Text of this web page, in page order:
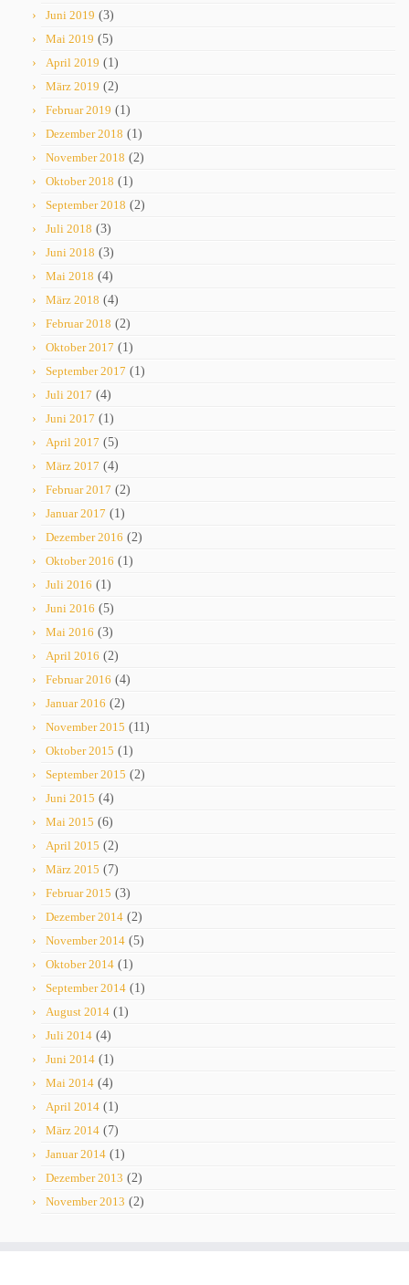
Juni 2019 (3)
Mai 2019 (5)
April 2019 (1)
März 2019 (2)
Februar 2019 (1)
Dezember 2018 (1)
November 2018 (2)
Oktober 2018 (1)
September 2018 (2)
Juli 2018 (3)
Juni 2018 (3)
Mai 2018 (4)
März 2018 (4)
Februar 2018 (2)
Oktober 2017 (1)
September 2017 (1)
Juli 2017 (4)
Juni 2017 (1)
April 2017 (5)
März 2017 (4)
Februar 2017 (2)
Januar 2017 (1)
Dezember 2016 (2)
Oktober 2016 (1)
Juli 2016 (1)
Juni 2016 (5)
Mai 2016 (3)
April 2016 (2)
Februar 2016 (4)
Januar 2016 (2)
November 2015 (11)
Oktober 2015 (1)
September 2015 (2)
Juni 2015 (4)
Mai 2015 (6)
April 2015 (2)
März 2015 (7)
Februar 2015 (3)
Dezember 2014 (2)
November 2014 (5)
Oktober 2014 (1)
September 2014 (1)
August 2014 (1)
Juli 2014 (4)
Juni 2014 (1)
Mai 2014 (4)
April 2014 (1)
März 2014 (7)
Januar 2014 (1)
Dezember 2013 (2)
November 2013 (2)